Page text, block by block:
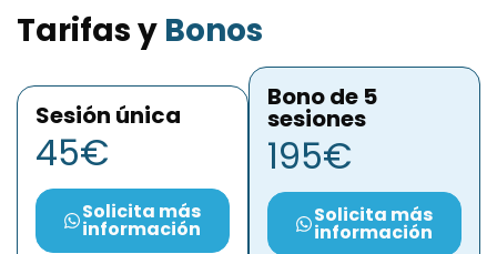
Tarifas y Bonos
Sesión única
45€
Solicita más
información
Bono de 5
sesiones
195€
Solicita más
información